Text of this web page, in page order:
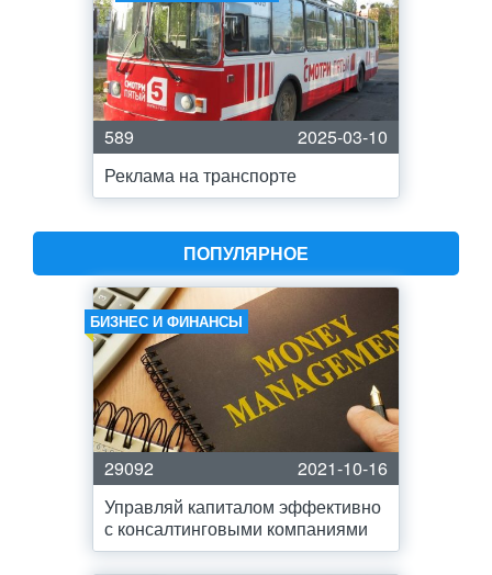
589
2025-03-10
Реклама на транспорте
ПОПУЛЯРНОЕ
БИЗНЕС И ФИНАНСЫ
29092
2021-10-16
Управляй капиталом эффективно
с консалтинговыми компаниями